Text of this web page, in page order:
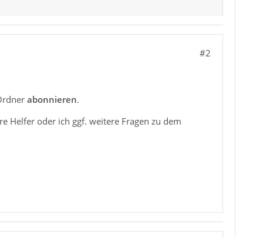
#2
abonnieren.
Helfer oder ich ggf. weitere Fragen zu dem